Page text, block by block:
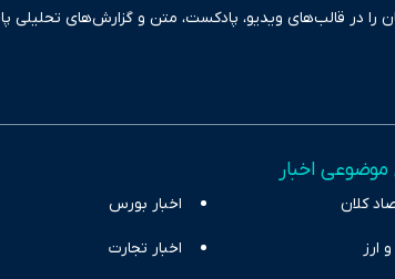
را در قالب‌های ویدیو، پادکست، متن و گزارش‌های تحلیلی
فراتر از اطلاع‌رسانی صرف، به تبیین سیاست‌ها و
کرده و در کنار تحلیل آمارها، نیازهای خبری مخاطبان در
و روزآمد پوشش می‌دهیم.
اخبار
کلان اخبار بورس
ارز اخبار تجارت